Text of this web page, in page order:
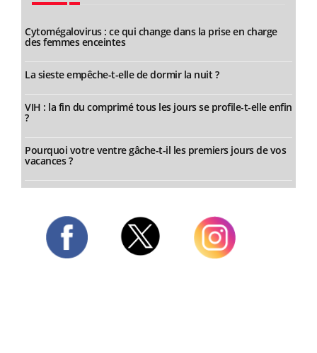
Cytomégalovirus : ce qui change dans la prise en charge
des femmes enceintes
La sieste empêche-t-elle de dormir la nuit ?
VIH : la fin du comprimé tous les jours se profile-t-elle enfin
?
Pourquoi votre ventre gâche-t-il les premiers jours de vos
vacances ?